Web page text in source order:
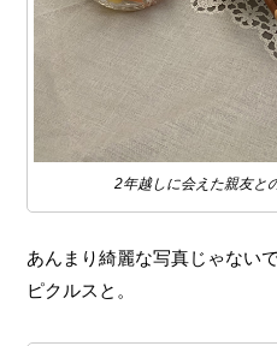
2年越しに会えた親友と
あんまり綺麗な写真じゃない
ピクルスと。